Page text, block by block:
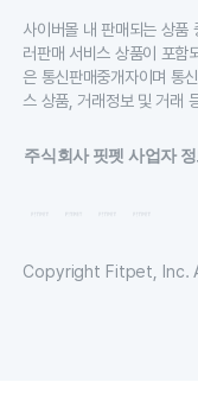
사이버몰 내 판매되는 상품
러판매 서비스 상품이 포함
은 통신판매중개자이며 통
스 상품, 거래정보 및 거래
주식회사 핏펫 사업자 정
Copyright Fitpet, Inc.